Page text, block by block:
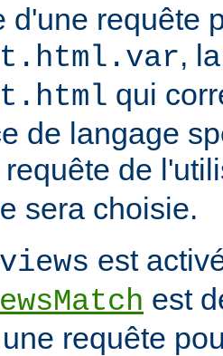
d'une requête
,
qui
de langage
requête de
sera choisie.
est
est
requête